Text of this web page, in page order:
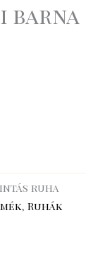
barna
ruha
, Ruhák